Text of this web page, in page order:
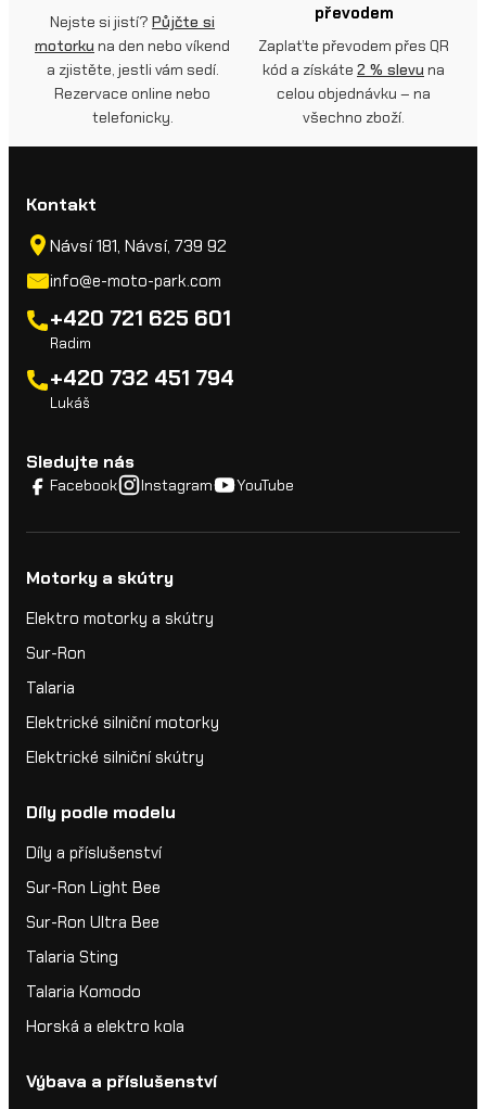
Nejste si jistí? Půjčte si
motorku na den nebo víkend
a zjistěte, jestli vám sedí.
Rezervace online nebo
telefonicky.
převodem
Zaplaťte převodem přes QR
kód a získáte 2 % slevu na
celou objednávku – na
všechno zboží.
Kontakt
Návsí 181, Návsí, 739 92
info@e-moto-park.com
+420 721 625 601
Radim
+420 732 451 794
Lukáš
Sledujte nás
Facebook Instagram YouTube
Motorky a skútry
Elektro motorky a skútry
Sur-Ron
Talaria
Elektrické silniční motorky
Elektrické silniční skútry
Díly podle modelu
Díly a příslušenství
Sur-Ron Light Bee
Sur-Ron Ultra Bee
Talaria Sting
Talaria Komodo
Horská a elektro kola
Výbava a příslušenství